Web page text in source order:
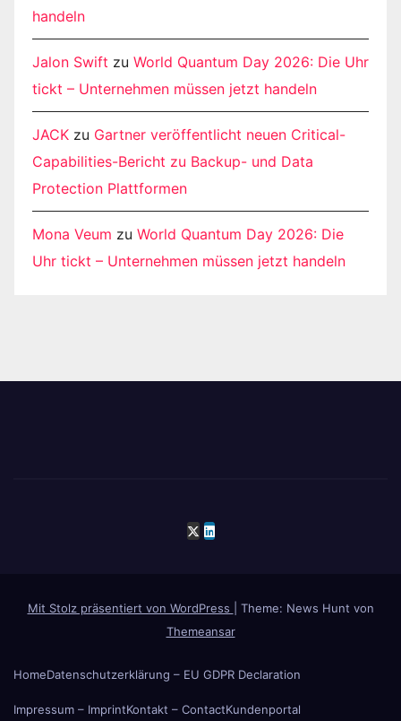
handeln
Jalon Swift zu World Quantum Day 2026: Die Uhr
tickt – Unternehmen müssen jetzt handeln
JACK zu Gartner veröffentlicht neuen Critical-
Capabilities-Bericht zu Backup- und Data
Protection Plattformen
Mona Veum zu World Quantum Day 2026: Die
Uhr tickt – Unternehmen müssen jetzt handeln
Mit Stolz präsentiert von WordPress
Theme: News Hunt von
Themeansar
HomeDatenschutzerklärung – EU GDPR Declaration
Impressum – ImprintKontakt – ContactKundenportal